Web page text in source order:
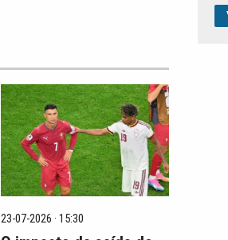
23-07-2026 · 15:30